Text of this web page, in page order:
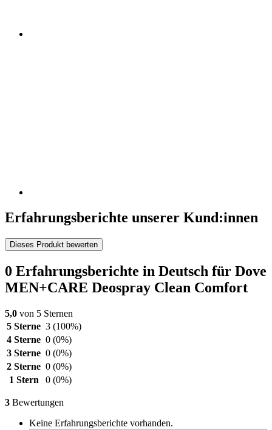
Erfahrungsberichte unserer Kund:innen
Dieses Produkt bewerten
0 Erfahrungsberichte in Deutsch für Dove
MEN+CARE Deospray Clean Comfort
5,0 von 5 Sternen
5 Sterne 3 (100%)
4 Sterne 0 (0%)
3 Sterne 0 (0%)
2 Sterne 0 (0%)
1 Stern
0 (0%)
3 Bewertungen
Keine Erfahrungsberichte vorhanden.